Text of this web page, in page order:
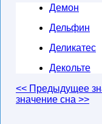
Демон
Дельфин
Деликатес
Декольте
<< Предыдущее
значение сна >>